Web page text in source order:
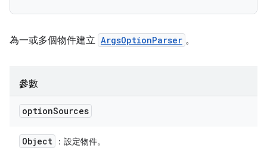
為一或多個物件建立 ArgsOptionParser 。
參數
optionSources
Object ：設定物件。